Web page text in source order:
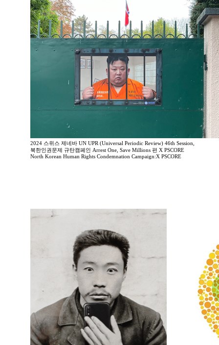
2024 스위스 제네바 UN UPR (Universal Periodic Review) 46th Session,
북한인권문제 규탄캠페인 Arrest One, Save Millions 편 X PSCORE
North Korean Human Rights Condemnation Campaign:X PSCORE